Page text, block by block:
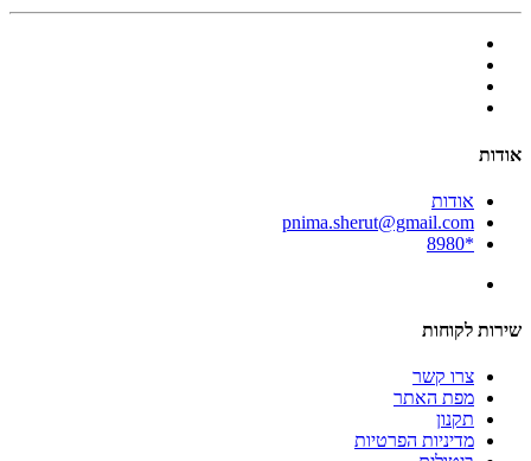
אודות
אודות
pnima.sherut@gmail.com
*8980
שירות לקוחות
צרו קשר
מפת האתר
תקנון
מדיניות הפרטיות